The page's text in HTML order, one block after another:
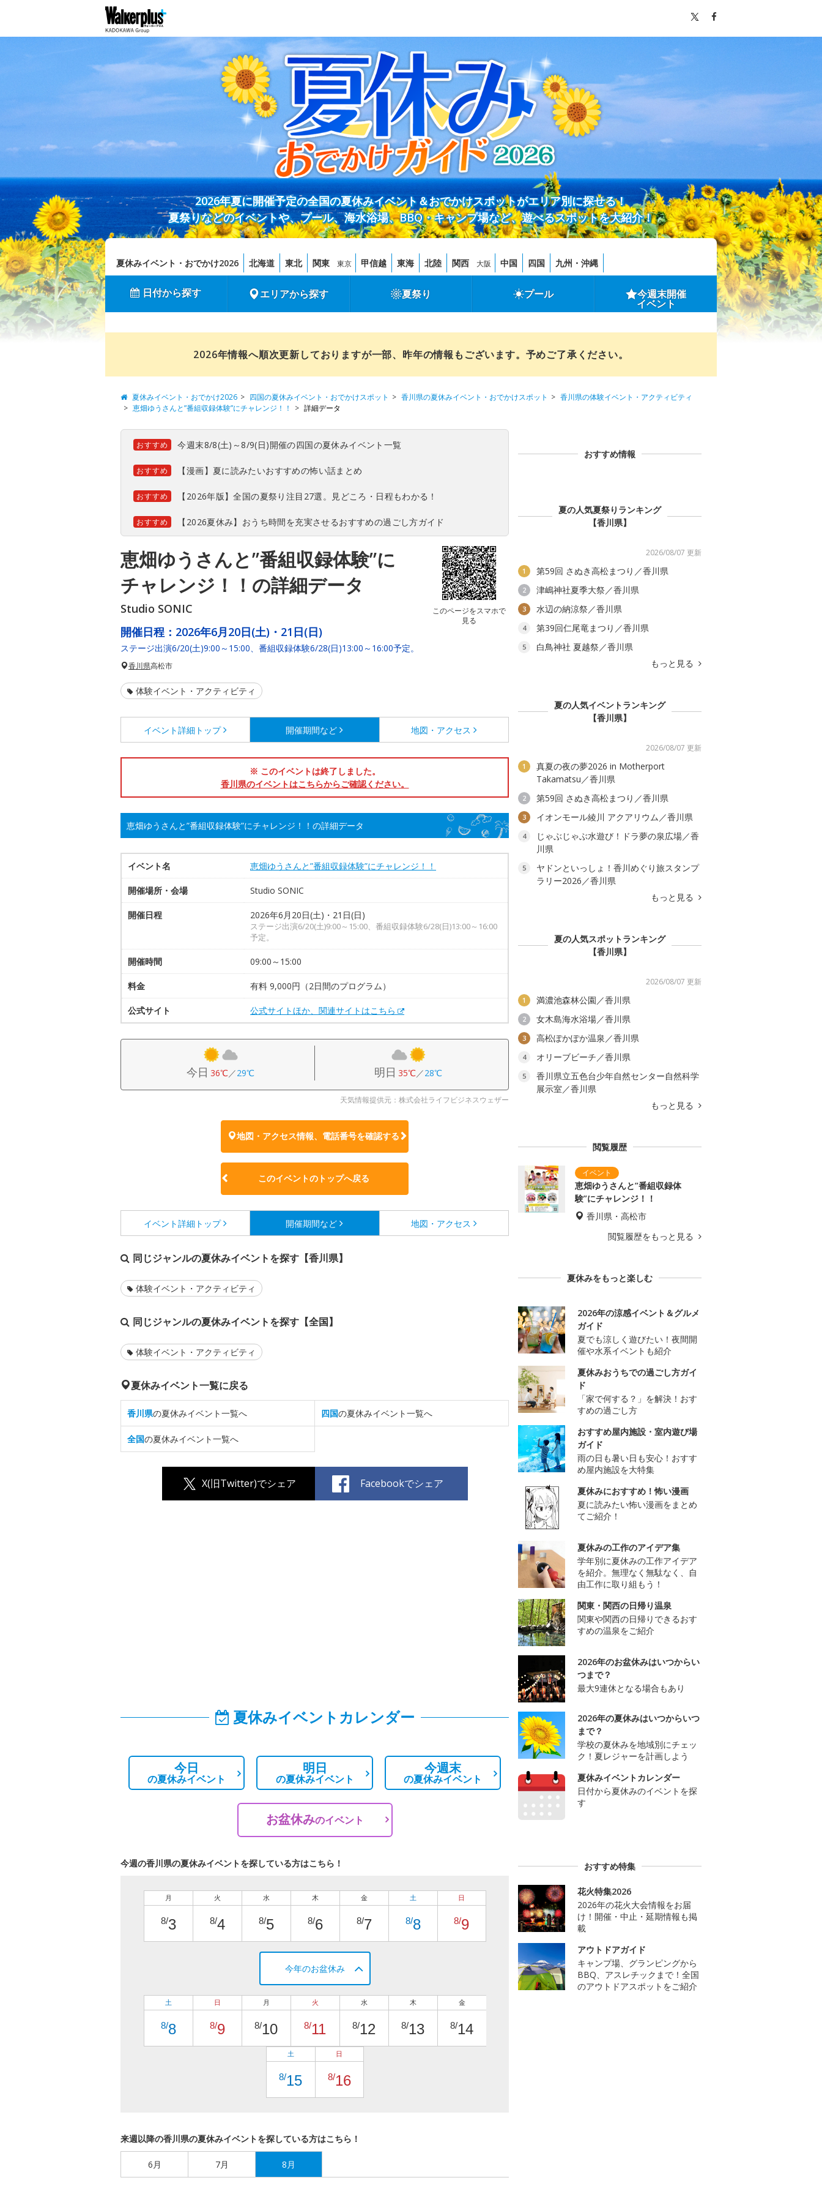
2026年夏に開催予定の全国の夏休みイベント＆おでかけスポットがエリア別に探せる！
夏祭りなどのイベントや、プール、海水浴場、BBQ・キャンプ場など、遊べるスポットを大紹介！
夏休みイベント・おでかけ2026 北海道 東北 関東 東京 甲信越 東海 北陸 関西 大阪 中国 四国 九州・沖縄
日付から探す エリアから探す 夏祭り プール 今週末開催
イベント
2026年情報へ順次更新しておりますが一部、昨年の情報もございます。予めご了承ください。
夏休みイベント・おでかけ2026 四国の夏休みイベント・おでかけスポット 香川県の夏休みイベント・おでかけスポット
香川県の体験イベント・アクティビティ
恵畑ゆうさんと”番組収録体験”にチャレンジ！！
詳細データ
おすすめ 今週末8/8(土)～8/9(日)開催の四国の夏休みイベント一覧
おすすめ 【漫画】夏に読みたいおすすめの怖い話まとめ
おすすめ 【2026年版】全国の夏祭り注目27選。見どころ・日程もわかる！
おすすめ 【2026夏休み】おうち時間を充実させるおすすめの過ごし方ガイド
恵畑ゆうさんと”番組収録体験”に
チャレンジ！！の詳細データ
Studio SONIC
このページをスマホで
見る
開催日程： 2026年6月20日(土)・21日(日)
ステージ出演6/20(土)9:00～15:00、番組収録体験6/28(日)13:00～16:00予定。
香川県高松市
体験イベント・アクティビティ
イベント詳細 トップ 開催期間など 地図・アクセス
※ このイベントは終了しました。
香川県のイベントはこちらからご確認ください。
恵畑ゆうさんと”番組収録体験”にチャレンジ！！の詳細データ
イベント名 恵畑ゆうさんと”番組収録体験”にチャレンジ！！
開催場所・会場 Studio SONIC
開催日程 2026年6月20日(土)・21日(日)
ステージ出演6/20(土)9:00～15:00、番組収録体験6/28(日)13:00～16:00
予定。
開催時間 09:00～15:00
料金 有料 9,000円（2日間のプログラム）
公式サイト 公式サイトほか、関連サイトはこちら
今日 36℃／29℃ 明日 35℃／28℃
天気情報提供元：株式会社ライフビジネスウェザー
地図・アクセス情報、電話番号を確認する
このイベントのトップへ戻る
イベント詳細 トップ 開催期間など 地図・アクセス
同じジャンルの夏休みイベントを探す【香川県】
体験イベント・アクティビティ
同じジャンルの夏休みイベントを探す【全国】
体験イベント・アクティビティ
夏休みイベント一覧に戻る
香川県の夏休みイベント一覧へ 四国の夏休みイベント一覧へ
全国の夏休みイベント一覧へ
X(旧Twitter)でシェア Facebookでシェア
夏休みイベントカレンダー
今日
の夏休みイベント
明日
の夏休みイベント
今週末
の夏休みイベント
お盆休みのイベント
今週の香川県の夏休みイベントを探している方はこちら！
月
8/3
火
8/4
水
8/5
木
8/6
金
8/7
土
8/8
日
8/9
今年のお盆休み
土
8/8
日
8/9
月
8/10
火
8/11
水
8/12
木
8/13
金
8/14
土
8/15
日
8/16
来週以降の香川県の夏休みイベントを探している方はこちら！
6月 7月 8月
おすすめ情報
夏の人気夏祭りランキング
【香川県】
2026/08/07 更新
1 第59回 さぬき高松まつり／香川県
2 津嶋神社夏季大祭／香川県
3 水辺の納涼祭／香川県
4 第39回仁尾竜まつり／香川県
5
白鳥神社 夏越祭／香川県
もっと見る
夏の人気イベントランキング
【香川県】
2026/08/07 更新
1
真夏の夜の夢2026 in Motherport
Takamatsu／香川県
2 第59回 さぬき高松まつり／香川県
3 イオンモール綾川 アクアリウム／香川県
4
じゃぶじゃぶ水遊び！ドラ夢の泉広場／香
川県
5
ヤドンといっしょ！香川めぐり旅スタンプ
ラリー2026／香川県
もっと見る
夏の人気スポットランキング
【香川県】
2026/08/07 更新
1 満濃池森林公園／香川県
2 女木島海水浴場／香川県
3 高松ぽかぽか温泉／香川県
4 オリーブビーチ／香川県
5
香川県立五色台少年自然センター自然科学
展示室／香川県
もっと見る
閲覧履歴
恵畑ゆうさんと”番組収録体
験”にチャレンジ！！
香川県・高松市
閲覧履歴をもっと見る
夏休みをもっと楽しむ
2026年の涼感イベント＆グルメ
ガイド
夏でも涼しく遊びたい！夜間開
催や水系イベントも紹介
夏休みおうちでの過ごし方ガイ
ド
「家で何する？」を解決！おす
すめの過ごし方
おすすめ屋内施設・室内遊び場
ガイド
雨の日も暑い日も安心！おすす
め屋内施設を大特集
夏休みにおすすめ！怖い漫画
夏に読みたい怖い漫画をまとめ
てご紹介！
夏休みの工作のアイデア集
学年別に夏休みの工作アイデア
を紹介。無理なく無駄なく、自
由工作に取り組もう！
関東・関西の日帰り温泉
関東や関西の日帰りできるおす
すめの温泉をご紹介
2026年のお盆休みはいつからい
つまで？
最大9連休となる場合もあり
2026年の夏休みはいつからいつ
まで？
学校の夏休みを地域別にチェッ
ク！夏レジャーを計画しよう
夏休みイベントカレンダー
日付から夏休みのイベントを探
す
おすすめ特集
花火特集2026
2026年の花火大会情報をお届
け！開催・中止・延期情報も掲
載
アウトドアガイド
キャンプ場、グランピングから
BBQ、アスレチックまで！全国
のアウトドアスポットをご紹介